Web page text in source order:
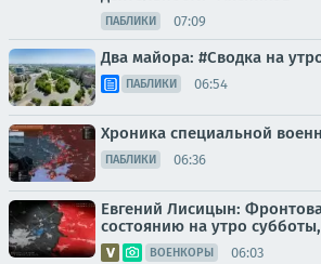
ПАБЛИКИ 07:09
Два майора: #Сводка на
ПАБЛИКИ 06:54
Хроника специальной
ПАБЛИКИ 06:36
Евгений Лисицын:
состоянию на утро субботы,
ВОЕНКОРЫ 06:03